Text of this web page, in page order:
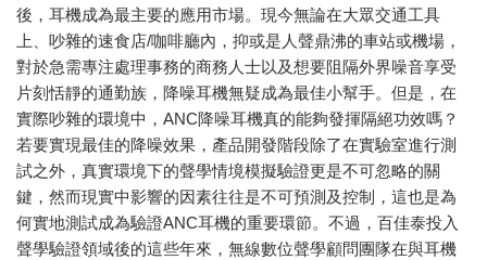
後，耳機成為最主要的應用市場。現今無論在大眾交通工具
上、吵雜的速食店/咖啡廳內，抑或是人聲鼎沸的車站或機場，
對於急需專注處理事務的商務人士以及想要阻隔外界噪音享受
片刻恬靜的通勤族，降噪耳機無疑成為最佳小幫手。但是，在
實際吵雜的環境中，ANC降噪耳機真的能夠發揮隔絕功效嗎？
若要實現最佳的降噪效果，產品開發階段除了在實驗室進行測
試之外，真實環境下的聲學情境模擬驗證更是不可忽略的關
鍵，然而現實中影響的因素往往是不可預測及控制，這也是為
何實地測試成為驗證ANC耳機的重要環節。不過，百佳泰投入
聲學驗證領域後的這些年來，無線數位聲學顧問團隊在與耳機